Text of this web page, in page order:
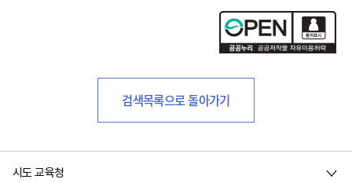
검색목록으로 돌아가기
시도 교육청